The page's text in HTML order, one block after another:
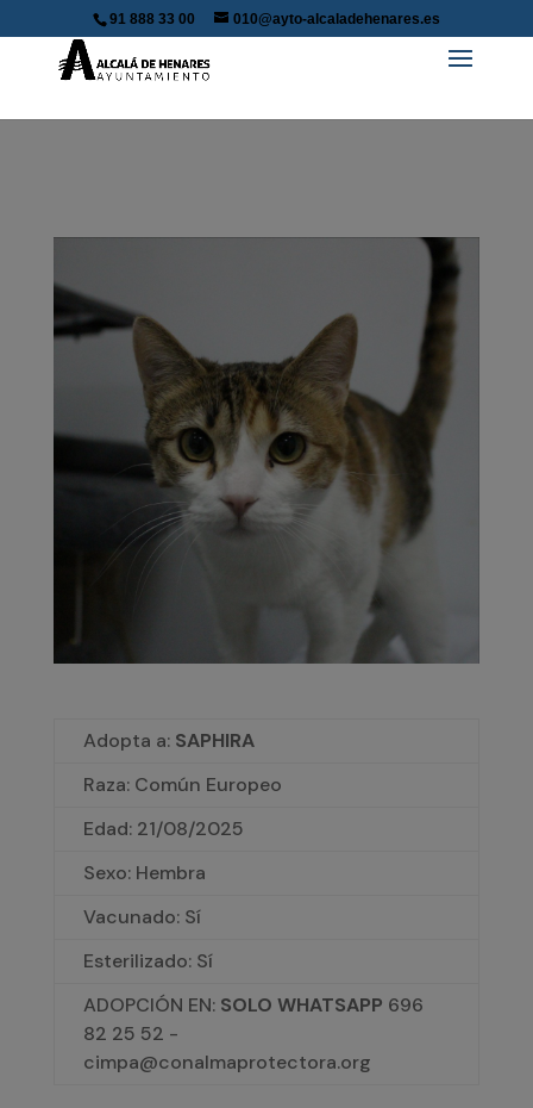
91 888 33 00 010@ayto-alcaladehenares.es
Adopta a: SAPHIRA
Raza: Común Europeo
Edad: 21/08/2025
Sexo: Hembra
Vacunado: Sí
Esterilizado: Sí
ADOPCIÓN EN: SOLO WHATSAPP 696
82 25 52 -
cimpa@conalmaprotectora.org